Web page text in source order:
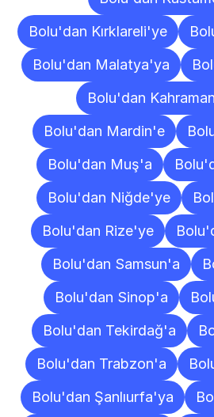
Bolu'dan Kırklareli'ye
Bolu'dan Malatya'ya
Bolu'dan
Bolu'dan Mardin'e
Bolu'dan Muş'a
Bolu'dan Niğde'ye
Bolu'dan Rize'ye
Bolu'dan Samsun'a
Bolu'dan Sinop'a
Bolu'dan Tekirdağ'a
Bolu'dan Trabzon'a
Bolu'dan Şanlıurfa'ya